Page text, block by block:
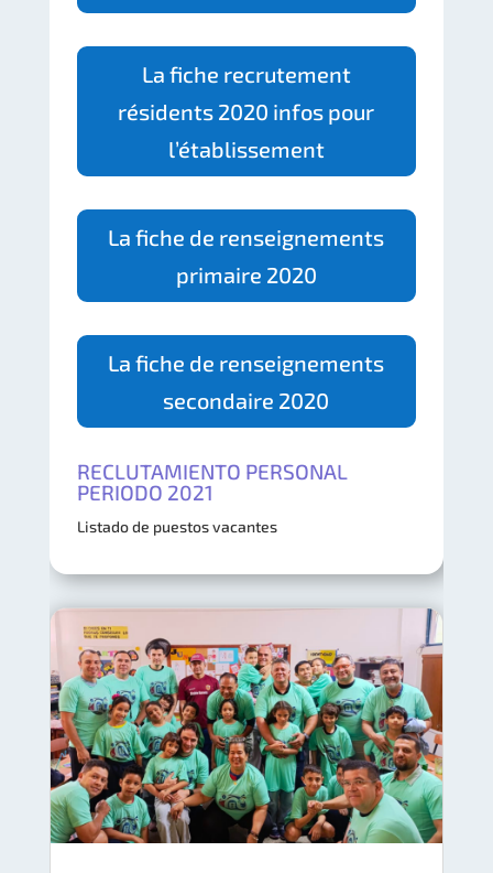
La fiche recrutement
résidents 2020 infos pour
l’établissement
La fiche de renseignements
primaire 2020
La fiche de renseignements
secondaire 2020
RECLUTAMIENTO PERSONAL
PERIODO 2021
Listado de puestos vacantes